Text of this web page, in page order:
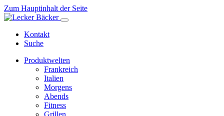
Zum Hauptinhalt der Seite
Kontakt
Suche
Produktwelten
Frankreich
Italien
Morgens
Abends
Fitness
Grillen